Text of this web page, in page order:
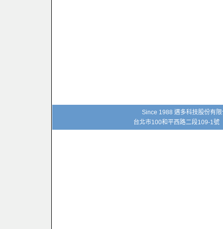
Since 1988 邁多科技股份
台北市100和平西路二段109-1號